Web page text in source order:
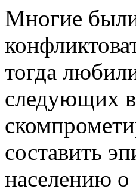
Многие были
тогда
следующих
составить
населению о